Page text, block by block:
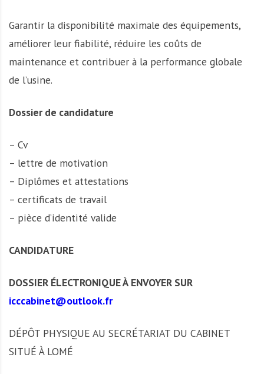
Garantir la disponibilité maximale des équipements,
améliorer leur fiabilité, réduire les coûts de
maintenance et contribuer à la performance globale
de l’usine.
Dossier de candidature
– Cv
– lettre de motivation
– Diplômes et attestations
– certificats de travail
– pièce d’identité valide
CANDIDATURE
DOSSIER ÉLECTRONIQUE À ENVOYER SUR
icccabinet@outlook.fr
DÉPÔT PHYSIQUE AU SECRÉTARIAT DU CABINET
SITUÉ À LOMÉ